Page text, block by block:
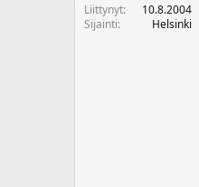
Liittynyt
10.8.2004
Sijainti
Helsinki